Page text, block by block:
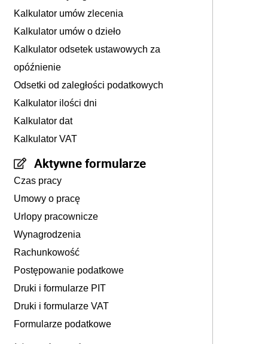
Kalkulator umów zlecenia
Kalkulator umów o dzieło
Kalkulator odsetek ustawowych za
opóźnienie
Odsetki od zaległości podatkowych
Kalkulator ilości dni
Kalkulator dat
Kalkulator VAT
Aktywne formularze
Czas pracy
Umowy o pracę
Urlopy pracownicze
Wynagrodzenia
Rachunkowość
Postępowanie podatkowe
Druki i formularze PIT
Druki i formularze VAT
Formularze podatkowe